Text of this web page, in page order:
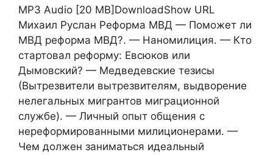
MP3 Audio [20 MB]DownloadShow URL
Михаил Руслан Реформа МВД — Поможет ли
МВД реформа МВД?. — Наномилиция. — Кто
стартовал реформу: Евсюков или
Дымовский? — Медведевские тезисы
(Вытрезвители вытрезвителям, выдворение
нелегальных мигрантов миграционной
службе). — Личный опыт общения с
нереформированными милиционерами. —
Чем должен заниматься идеальный